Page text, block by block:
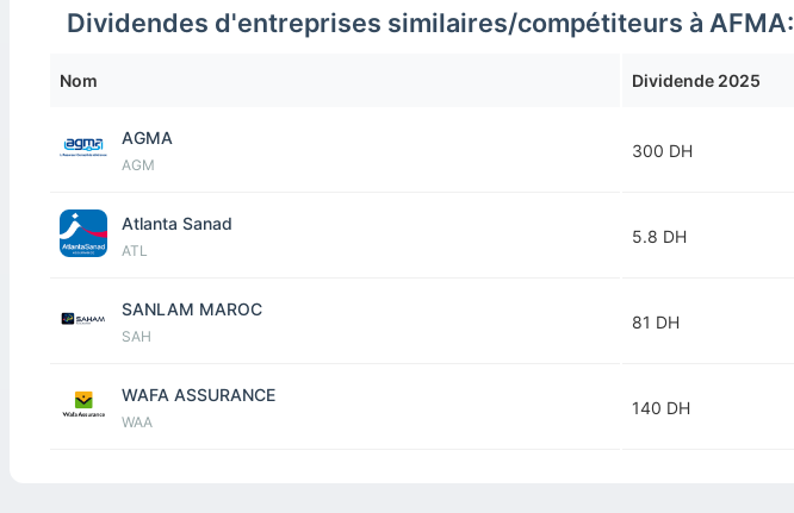
Dividendes d'entreprises similaires/compétiteurs à AFMA:
Nom Dividende 2025
AGMA
AGM
300 DH
Atlanta Sanad
ATL
5.8 DH
SANLAM MAROC
SAH
81 DH
WAFA ASSURANCE
WAA
140 DH